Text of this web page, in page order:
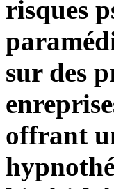
risques
sur des
offrant